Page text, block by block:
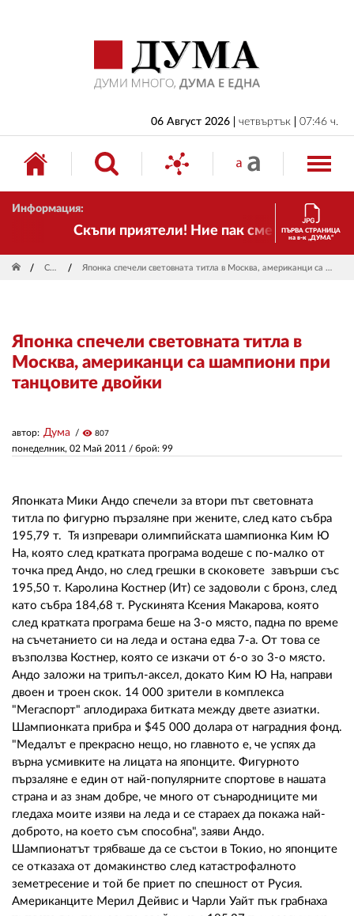
06 Август 2026 четвъртък 07:46 ч.
Информация:
Скъпи приятели! Ние пак сме тук!ПЪРВА СТРАНИЦА
на в-к „ДУМА“
Спорт Японка спечели световната титла в Москва, американци са шампиони при танцовите двойки
Японка спечели световната титла в
Москва, американци са шампиони при
танцовите двойки
понеделник, 02 Май 2011 / брой: 99
автор: Дума visibility 807
Японката Мики Андо спечели за втори път световната
титла по фигурно пързаляне при жените, след като събра
195,79 т. Тя изпревари олимпийската шампионка Ким Ю
На, която след кратката програма водеше с по-малко от
точка пред Андо, но след грешки в скоковете завърши със
195,50 т. Каролина Костнер (Ит) се задоволи с бронз, след
като събра 184,68 т. Рускинята Ксения Макарова, която
след кратката програма беше на 3-о място, падна по време
на съчетанието си на леда и остана едва 7-а. От това се
възползва Костнер, която се изкачи от 6-о зо 3-о място.
Андо заложи на трипъл-аксел, докато Ким Ю На, направи
двоен и троен скок. 14 000 зрители в комплекса
"Мегаспорт" аплодираха битката между двете азиатки.
Шампионката прибра и $45 000 долара от наградния фонд.
"Медалът е прекрасно нещо, но главното е, че успях да
върна усмивките на лицата на японците. Фигурното
пързаляне е един от най-популярните спортове в нашата
страна и аз знам добре, че много от сънародниците ми
гледаха моите изяви на леда и се стараех да покажа най-
доброто, на което съм способна", заяви Андо.
Шампионатът трябваше да се състои в Токио, но японците
се отказаха от домакинство след катастрофалното
земетресение и той бе приет по спешност от Русия.
Американците Мерил Дейвис и Чарли Уайт пък грабнаха
БЪЛГАРИЯ
ИКОНОМИКА
ИЗБОРИ
СВЯТ
ДРУГИ
РЕДАКЦИЯ
РЕКЛАМА
АБОНАМЕНТ
УСЛОВИЯ ЗА ПОЛЗВАНЕ
ПОЛИТИКА ЗА БИСКВИТКИТЕ
ПОЛИТИКАТА ЗА
ПОВЕРИТЕЛНОСТ
02 975 20 35